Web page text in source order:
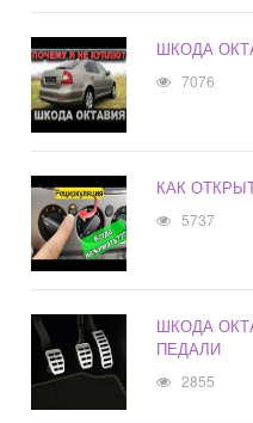
ШКОДА
7076
КАК
5737
ШКОДА
ПЕДАЛИ
2855